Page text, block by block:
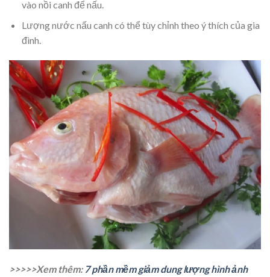
vào nồi canh để nấu.
Lượng nước nấu canh có thể tùy chỉnh theo ý thích của gia
đình.
>>>>>Xem thêm: 7 phần mềm giảm dung lượng hình ảnh